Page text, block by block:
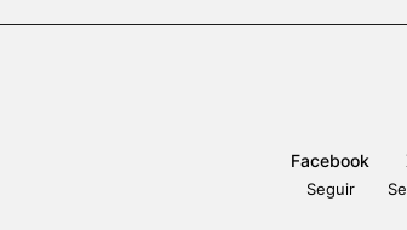
Facebook
Seguir